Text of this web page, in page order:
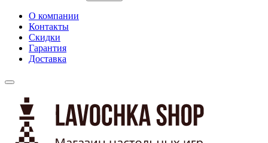
О компании
Контакты
Скидки
Гарантия
Доставка